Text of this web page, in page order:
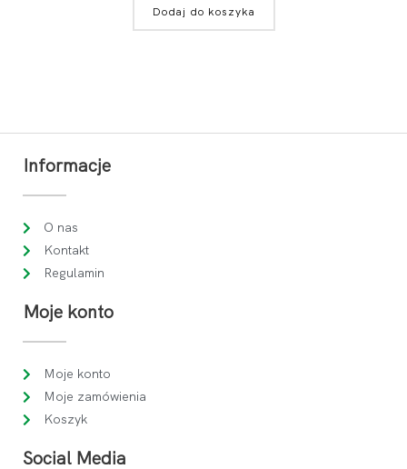
Dodaj do koszyka
Informacje
O nas
Kontakt
Regulamin
Moje konto
Moje konto
Moje zamówienia
Koszyk
Social Media